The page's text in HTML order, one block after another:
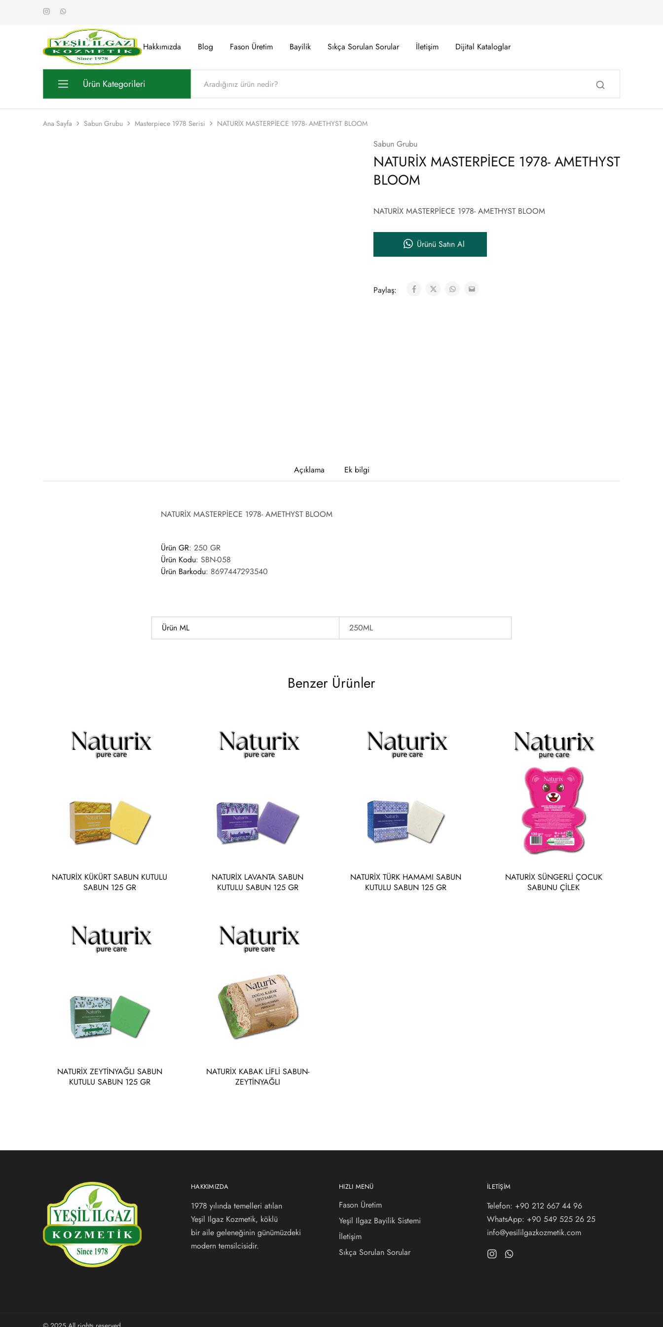
Yeşil
Ilgaz
Kozmetik
Yarım
Asırlık
Hakkımızda Blog Fason Üretim Bayilik Sıkça Sorulan Sorular İletişim Dijital Kataloglar
Ürün Kategorileri
Ana Sayfa Sabun Grubu Masterpiece 1978 Serisi NATURİX MASTERPİECE 1978- AMETHYST BLOOM
Sabun Grubu
NATURİX MASTERPİECE 1978- AMETHYST
BLOOM
NATURİX MASTERPİECE 1978- AMETHYST BLOOM
Ürünü Satın Al
Paylaş:
Açıklama Ek bilgi
NATURİX MASTERPİECE 1978- AMETHYST BLOOM
Ürün GR: 250 GR
Ürün Kodu: SBN-058
Ürün Barkodu: 8697447293540
Ürün ML 250ML
Benzer Ürünler
NATURİX KÜKÜRT SABUN KUTULU
SABUN 125 GR
NATURİX LAVANTA SABUN
KUTULU SABUN 125 GR
NATURİX TÜRK HAMAMI SABUN
KUTULU SABUN 125 GR
NATURİX SÜNGERLİ ÇOCUK
SABUNU ÇİLEK
NATURİX ZEYTİNYAĞLI SABUN
KUTULU SABUN 125 GR
NATURİX KABAK LİFLİ SABUN-
ZEYTİNYAĞLI
HAKKIMIZDA
1978 yılında temelleri atılan
Yeşil Ilgaz Kozmetik, köklü
bir aile geleneğinin günümüzdeki
modern temsilcisidir.
HIZLI MENÜ
Fason Üretim
Yeşil Ilgaz Bayilik Sistemi
İletişim
Sıkça Sorulan Sorular
İLETIŞIM
Telefon: +90 212 667 44 96
WhatsApp: +90 549 525 26 25
info@yesililgazkozmetik.com